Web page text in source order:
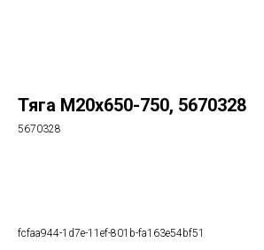
Тяга М20х650-750, 5670328
5670328
fcfaa944-1d7e-11ef-801b-fa163e54bf51